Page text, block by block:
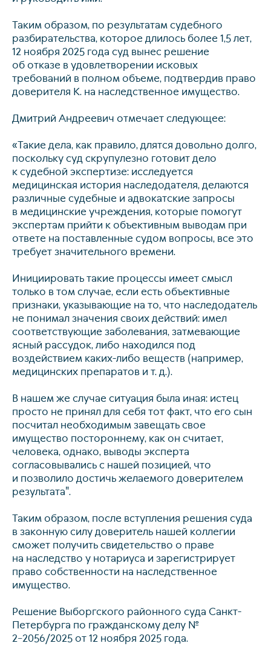
Таким образом, по результатам судебного
разбирательства, которое длилось более 1,5 лет,
12 ноября 2025 года суд вынес решение
об отказе в удовлетворении исковых
требований в полном объеме, подтвердив право
доверителя К. на наследственное имущество.
Дмитрий Андреевич отмечает следующее:
«Такие дела, как правило, длятся довольно долго,
поскольку суд скрупулезно готовит дело
к судебной экспертизе: исследуется
медицинская история наследодателя, делаются
различные судебные и адвокатские запросы
в медицинские учреждения, которые помогут
экспертам прийти к объективным выводам при
ответе на поставленные судом вопросы, все это
требует значительного времени.
Инициировать такие процессы имеет смысл
только в том случае, если есть объективные
признаки, указывающие на то, что наследодатель
не понимал значения своих действий: имел
соответствующие заболевания, затмевающие
ясный рассудок, либо находился под
воздействием каких-либо веществ (например,
медицинских препаратов и т. д.).
В нашем же случае ситуация была иная: истец
просто не принял для себя тот факт, что его сын
посчитал необходимым завещать свое
имущество постороннему, как он считает,
человека, однако, выводы эксперта
согласовывались с нашей позицией, что
и позволило достичь желаемого доверителем
результата".
Таким образом, после вступления решения суда
в законную силу доверитель нашей коллегии
сможет получить свидетельство о праве
на наследство у нотариуса и зарегистрирует
право собственности на наследственное
имущество.
Решение Выборгского районного суда Санкт-
Петербурга по гражданскому делу №
2−2056/2025 от 12 ноября 2025 года.
info@kurbalov.ru
+7 911 925-66-88
Telegram-канал